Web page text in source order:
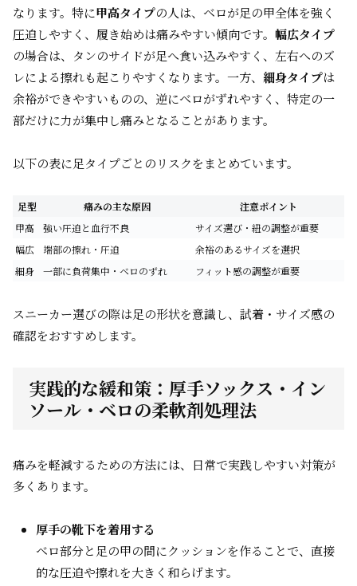
なります。特に甲高タイプの人は、ベロが足の甲全体を強く
圧迫しやすく、履き始めは痛みやすい傾向です。 幅広タイプ
の場合は、タンのサイドが足へ食い込みやすく、左右へのズ
レによる擦れも起こりやすくなります。一方、 細身タイプは
余裕ができやすいものの、逆にベロがずれやすく、特定の一
部だけに力が集中し痛みとなることがあります。
以下の表に足タイプごとのリスクをまとめています。
足型 痛みの主な原因
注意ポイント
甲高
強い圧迫と血行不良
サイズ選び・紐の調整が重要
幅広
端部の擦れ・圧迫
余裕のあるサイズを選択
細身
一部に負荷集中・ベロのずれ フィット感の調整が重要
スニーカー選びの際は足の形状を意識し、試着・サイズ感の
確認をおすすめします。
実践的な緩和策：厚手ソックス・イン
ソール・ベロの柔軟剤処理法
痛みを軽減するための方法には、日常で実践しやすい対策が
多くあります。
厚手の靴下を着用する
ベロ部分と足の甲の間にクッションを作ることで、直接
的な圧迫や擦れを大きく和らげます。